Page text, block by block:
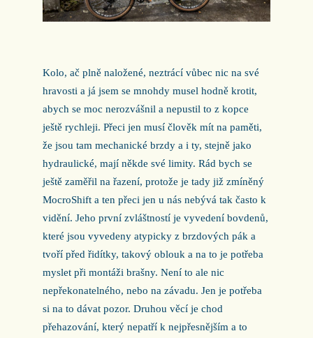
Kolo, ač plně naložené, neztrácí vůbec nic na své
hravosti a já jsem se mnohdy musel hodně krotit,
abych se moc nerozvášnil a nepustil to z kopce
ještě rychleji. Přeci jen musí člověk mít na paměti,
že jsou tam mechanické brzdy a i ty, stejně jako
hydraulické, mají někde své limity. Rád bych se
ještě zaměřil na řazení, protože je tady již zmíněný
MocroShift a ten přeci jen u nás nebývá tak často k
vidění. Jeho první zvláštností je vyvedení bovdenů,
které jsou vyvedeny atypicky z brzdových pák a
tvoří před řidítky, takový oblouk a na to je potřeba
myslet při montáži brašny. Není to ale nic
nepřekonatelného, nebo na závadu. Jen je potřeba
si na to dávat pozor. Druhou věcí je chod
přehazování, který nepatří k nejpřesnějším a to